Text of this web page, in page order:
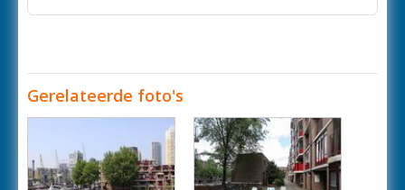
Gerelateerde foto's